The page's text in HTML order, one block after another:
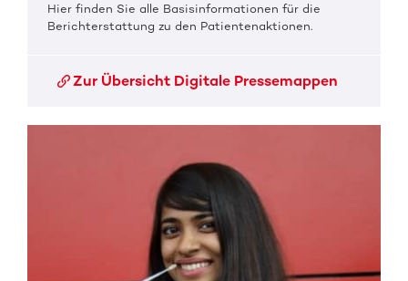
Hier finden Sie alle Basisinformationen für die
Berichterstattung zu den Patientenaktionen.
Zur Übersicht Digitale Pressemappen